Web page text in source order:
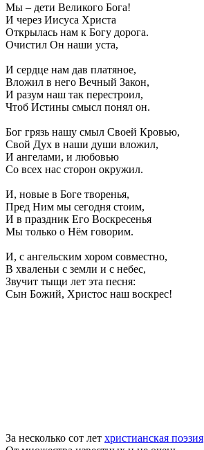
Мы – дети Великого Бога!
И через Иисуса Христа
Открылась нам к Богу дорога.
Очистил Он наши уста,
И сердце нам дав платяное,
Вложил в него Вечный Закон,
И разум наш так перестроил,
Чтоб Истины смысл понял он.
Бог грязь нашу смыл Своей Кровью,
Свой Дух в наши души вложил,
И ангелами, и любовью
Со всех нас сторон окружил.
И, новые в Боге творенья,
Пред Ним мы сегодня стоим,
И в праздник Его Воскресенья
Мы только о Нём говорим.
И, с ангельским хором совместно,
В хваленьи с земли и с небес,
Звучит тыщи лет эта песня:
Сын Божий, Христос наш воскрес!
За несколько сот лет христианская поэзия